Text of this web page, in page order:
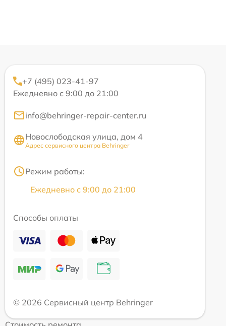
+7 (495) 023-41-97
Ежедневно с 9:00 до 21:00
info@behringer-repair-center.ru
Новослободская улица, дом 4
Адрес сервисного центра Behringer
Режим работы:
Ежедневно с 9:00 до 21:00
Способы оплаты
© 2026 Сервисный центр Behringer